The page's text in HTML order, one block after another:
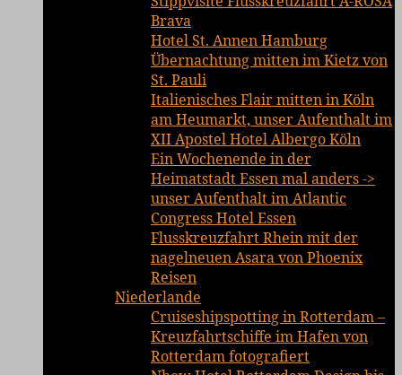
Brava
Hotel St. Annen Hamburg
Übernachtung mitten im Kietz von
St. Pauli
Italienisches Flair mitten in Köln
am Heumarkt, unser Aufenthalt im
XII Apostel Hotel Albergo Köln
Ein Wochenende in der
Heimatstadt Essen mal anders ->
unser Aufenthalt im Atlantic
Congress Hotel Essen
Flusskreuzfahrt Rhein mit der
nagelneuen Asara von Phoenix
Reisen
Niederlande
Cruiseshipspotting in Rotterdam –
Kreuzfahrtschiffe im Hafen von
Rotterdam fotografiert